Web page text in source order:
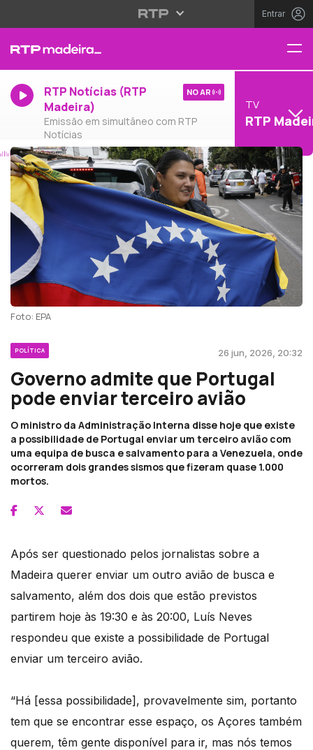
Entrar
RTP Notícias (RTP
Madeira)
Emissão em simultâneo com RTP
Notícias
NO AR
TV
RTP
Foto: EPA
POLÍTICA 26 jun, 2026, 20:32
Governo admite que Portugal
pode enviar terceiro avião
O ministro da Administração Interna disse hoje que existe
a possibilidade de Portugal enviar um terceiro avião com
uma equipa de busca e salvamento para a Venezuela, onde
ocorreram dois grandes sismos que fizeram quase 1.000
mortos.
Após ser questionado pelos jornalistas sobre a
Madeira querer enviar um outro avião de busca e
salvamento, além dos dois que estão previstos
partirem hoje às 19:30 e às 20:00, Luís Neves
respondeu que existe a possibilidade de Portugal
enviar um terceiro avião.
“Há [essa possibilidade], provavelmente sim, portanto
tem que se encontrar esse espaço, os Açores também
querem, têm gente disponível para ir, mas nós temos